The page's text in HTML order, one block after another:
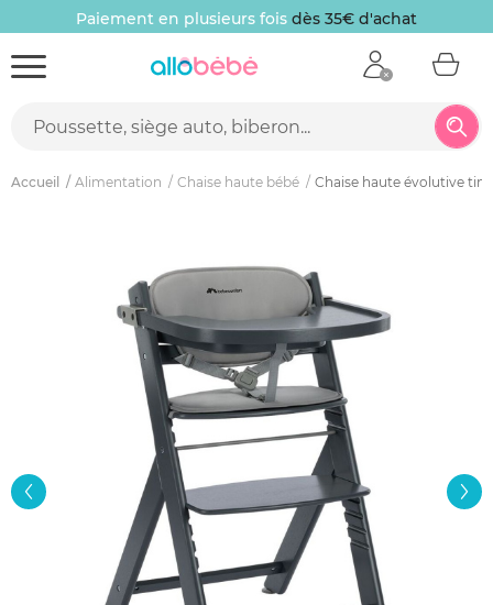
Paiement en plusieurs fois dès 35€ d'achat
Accueil Alimentation Chaise haute bébé Chaise haute évolutive